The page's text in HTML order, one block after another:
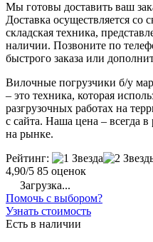
Мы готовы доставить ваш
Доставка осуществляется со
складская техника,
наличии. Позвоните по
быстрого заказа или
Вилочные погрузчики б/у
– это техника, которая
разгрузочных работах на
с сайта. Наша цена – всегда
на рынке.
Рейтинг:
4,90/5 85 оценок
Загрузка...
Помочь с выбором?
Узнать стоимость
Есть в наличии